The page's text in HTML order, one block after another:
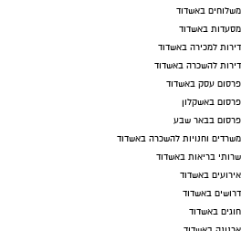
משלוחים באשדוד
מסעדות באשדוד
דירות למכירה באשדוד
דירות להשכרה באשדוד
פרסום עסק באשדוד
פרסום באשקלון
פרסום בבאר שבע
משרדים וחנויות להשכרה באשדוד
שרותי בריאות באשדוד
אירועים באשדוד
דרושים באשדוד
חוגים באשדוד